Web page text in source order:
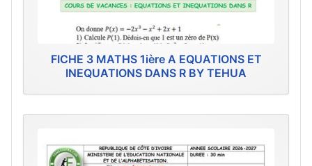
FICHE 3 MATHS 1ière A EQUATIONS ET
INEQUATIONS DANS R BY TEHUA